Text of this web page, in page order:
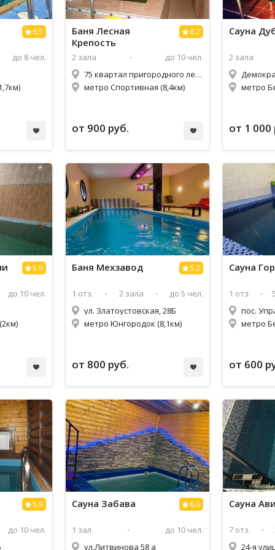
6.5
до 8 чел.
6.2
Баня Лесная
Крепость
2 зала
до 10 чел.
75 квартал пригородного лесничества
метро Спортивная (8,4км)
от 900 руб.
Сауна
2 зала
метро
от 1 000
5.9
до 10 чел.
5.2
Баня Мехзавод
1 отз. 2 зала
до 5 чел.
ул. Златоустовская, 28Б
метро Юнгородок (8,1км)
от 800 руб.
Сауна
1 отз.
метро
от 600
5.9
до 10 чел.
6.9
Сауна Забава
1 зал
до 10 чел.
ул.Литвинова 58 а
Сауна
7 отз.
24-я